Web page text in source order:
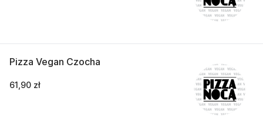
Pizza Vegan Czocha
61,90 zł